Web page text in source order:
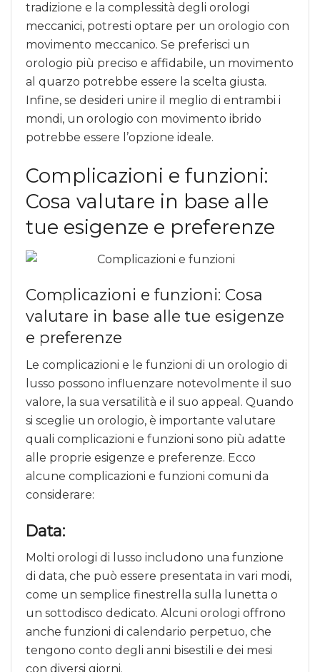
tradizione e la complessità degli orologi
meccanici, potresti optare per un orologio con
movimento meccanico. Se preferisci un
orologio più preciso e affidabile, un movimento
al quarzo potrebbe essere la scelta giusta.
Infine, se desideri unire il meglio di entrambi i
mondi, un orologio con movimento ibrido
potrebbe essere l’opzione ideale.
Complicazioni e funzioni:
Cosa valutare in base alle
tue esigenze e preferenze
Complicazioni e funzioni: Cosa
valutare in base alle tue esigenze
e preferenze
Le complicazioni e le funzioni di un orologio di
lusso possono influenzare notevolmente il suo
valore, la sua versatilità e il suo appeal. Quando
si sceglie un orologio, è importante valutare
quali complicazioni e funzioni sono più adatte
alle proprie esigenze e preferenze. Ecco
alcune complicazioni e funzioni comuni da
considerare:
Data:
Molti orologi di lusso includono una funzione
di data, che può essere presentata in vari modi,
come un semplice finestrella sulla lunetta o
un sottodisco dedicato. Alcuni orologi offrono
anche funzioni di calendario perpetuo, che
tengono conto degli anni bisestili e dei mesi
con diversi giorni.